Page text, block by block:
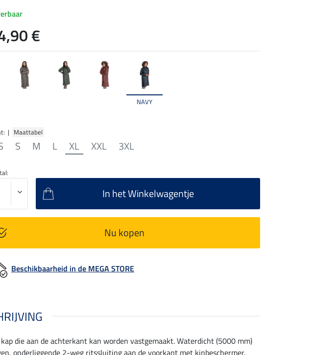
NAVY
| Maattabel
S M L XL XXL 3XL
€
In het Winkelwagentje
Nu kopen
Beschikbaarheid in de MEGA STORE
die aan de achterkant kan worden vastgemaakt. Waterdicht (5000 mm)
onderliggende 2-weg ritssluiting aan de voorkant met kinbeschermer,